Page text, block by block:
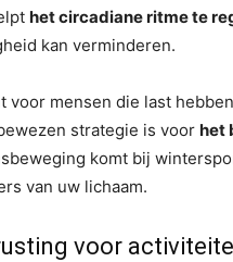
het circadiane ritme te
kan verminderen.
voor mensen die last
strategie is voor het
komt bij
van uw lichaam.
voor